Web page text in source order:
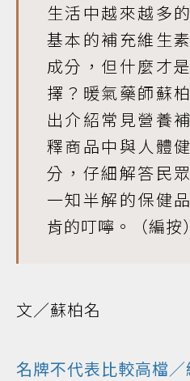
生活中越來越多
基本的補充維生
成分，但什麼才
擇？暖氣藥師蘇
出介紹常見營養
釋商品中與人體
分，仔細解答民
一知半解的保健
肯的叮嚀。（編按）
文／蘇柏名
名牌不代表比較高檔